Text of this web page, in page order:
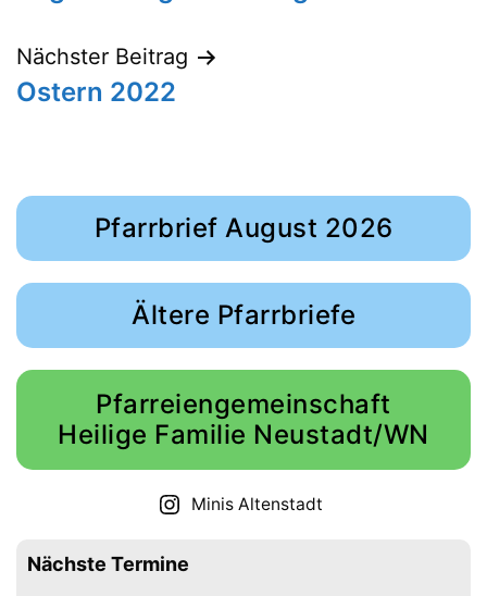
Nächster Beitrag
Ostern 2022
Pfarrbrief August 2026
Ältere Pfarrbriefe
Pfarreiengemeinschaft
Heilige Familie Neustadt/WN
Minis Altenstadt
Nächste Termine